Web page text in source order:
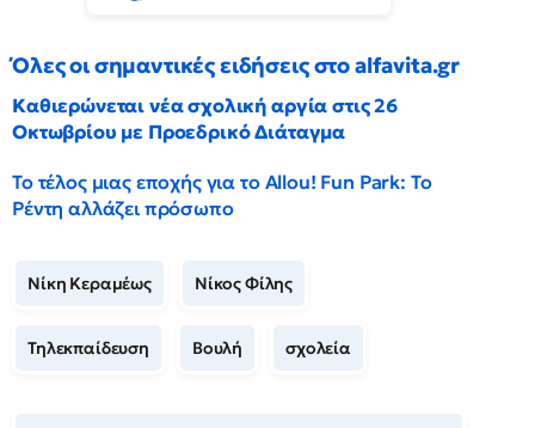
Όλες οι σημαντικές ειδήσεις στο alfavita.gr
Καθιερώνεται νέα σχολική αργία στις 26
Οκτωβρίου με Προεδρικό Διάταγμα
Το τέλος μιας εποχής για το Allou! Fun Park: Το
Ρέντη αλλάζει πρόσωπο
Νίκη Κεραμέως Νίκος Φίλης
Τηλεκπαίδευση Βουλή σχολεία